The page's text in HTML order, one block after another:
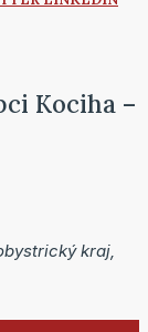
Kociha –
kraj,